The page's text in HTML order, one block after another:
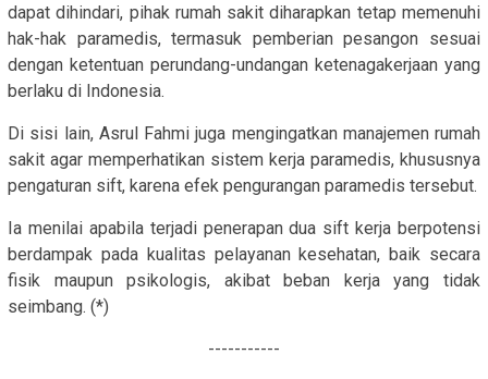
dapat dihindari, pihak rumah sakit diharapkan tetap memenuhi
hak-hak paramedis, termasuk pemberian pesangon sesuai
dengan ketentuan perundang-undangan ketenagakerjaan yang
berlaku di Indonesia.
Di sisi lain, Asrul Fahmi juga mengingatkan manajemen rumah
sakit agar memperhatikan sistem kerja paramedis, khususnya
pengaturan sift, karena efek pengurangan paramedis tersebut.
Ia menilai apabila terjadi penerapan dua sift kerja berpotensi
berdampak pada kualitas pelayanan kesehatan, baik secara
fisik maupun psikologis, akibat beban kerja yang tidak
seimbang. (*)
-----------